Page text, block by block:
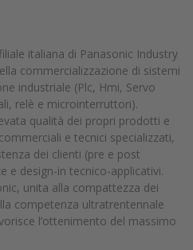
italiana di Panasonic Industry
commercializzazione di sistemi
industriale (Plc, Hmi, Servo
relè e microinterruttori).
qualità dei propri prodotti e
e tecnici specializzati,
dei clienti (pre e post
e design-in tecnico-applicativi.
unita alla compattezza dei
competenza ultratrentennale
l’ottenimento del massimo